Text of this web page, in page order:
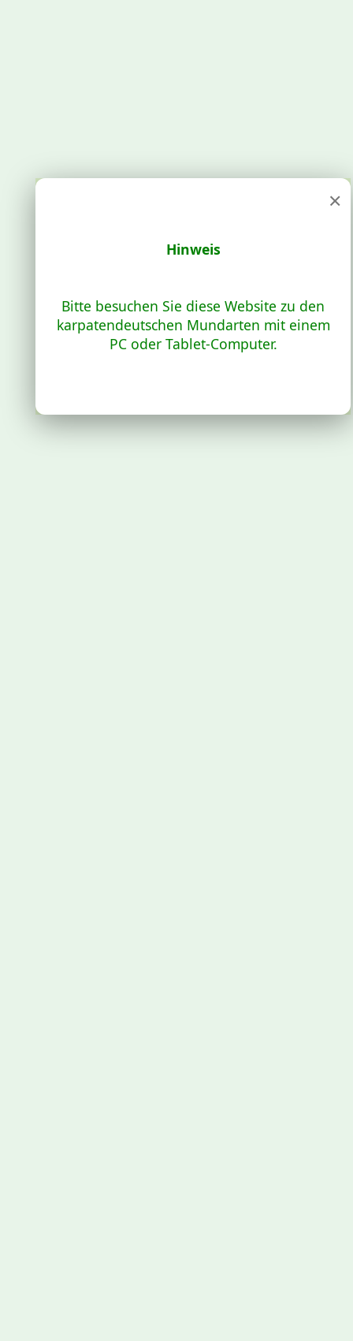
×
Hinweis
Bitte besuchen Sie diese Website zu den
karpatendeutschen Mundarten mit einem
PC oder Tablet-Computer.